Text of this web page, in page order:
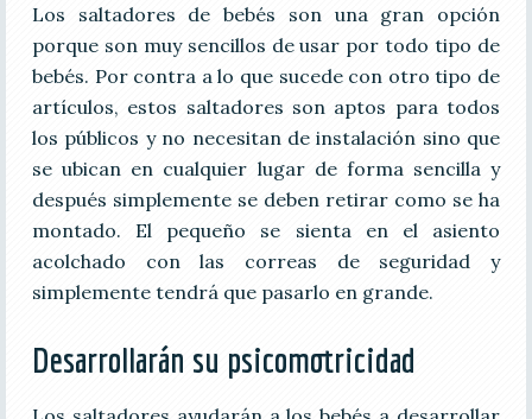
Los saltadores de bebés son una gran opción
porque son muy sencillos de usar por todo tipo de
bebés. Por contra a lo que sucede con otro tipo de
artículos, estos saltadores son aptos para todos
los públicos y no necesitan de instalación sino que
se ubican en cualquier lugar de forma sencilla y
después simplemente se deben retirar como se ha
montado. El pequeño se sienta en el asiento
acolchado con las correas de seguridad y
simplemente tendrá que pasarlo en grande.
Desarrollarán su psicomotricidad